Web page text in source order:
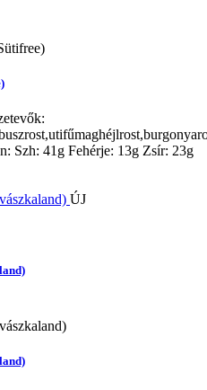
Szh: 41g Fehérje: 13g Zsír: 23g
ÚJ